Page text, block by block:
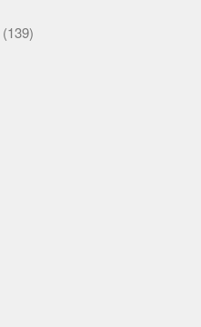
(139)